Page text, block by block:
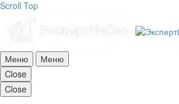
Scroll Top
Меню
Меню
Close
Close